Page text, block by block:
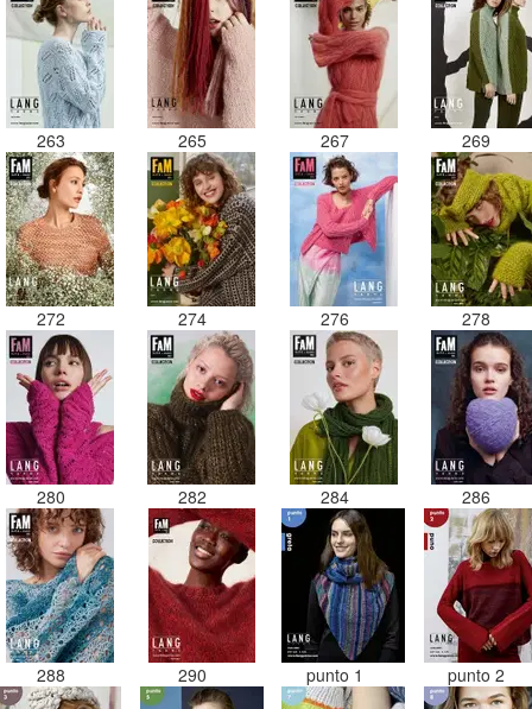
263 265 267 269
272 274 276 278
280 282 284 286
288 290 punto 1 punto 2